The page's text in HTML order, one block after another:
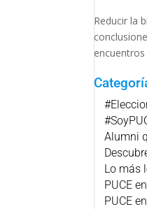
Reducir la
encuentros
Alumni
Lo más
PUCE
PUCE